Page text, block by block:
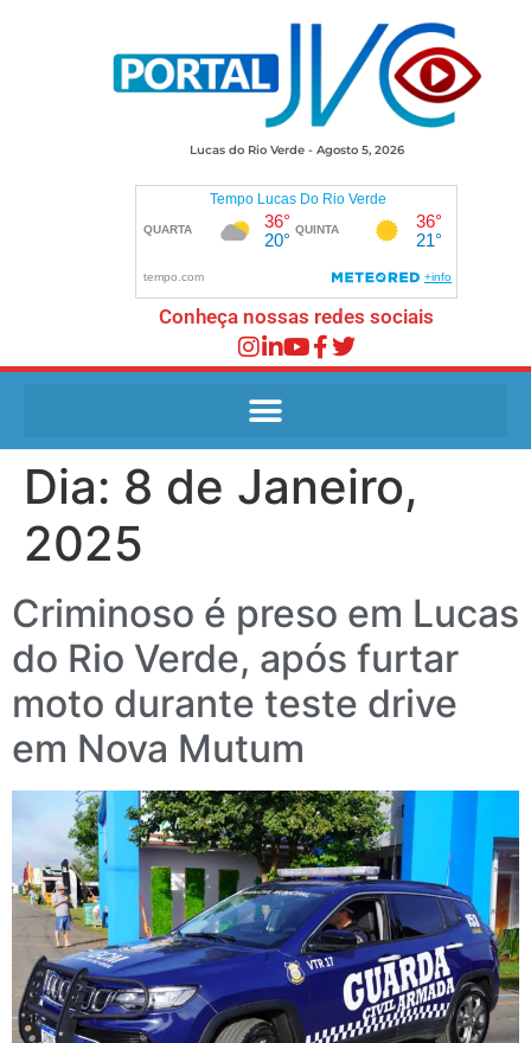
Lucas do Rio Verde - Agosto 5, 2026
Conheça nossas redes sociais
Dia: 8 de Janeiro,
2025
Criminoso é preso em Lucas
do Rio Verde, após furtar
moto durante teste drive
em Nova Mutum